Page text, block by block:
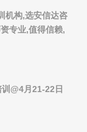
机构,选安信达咨
专业,值得信赖,
@4月21-22日